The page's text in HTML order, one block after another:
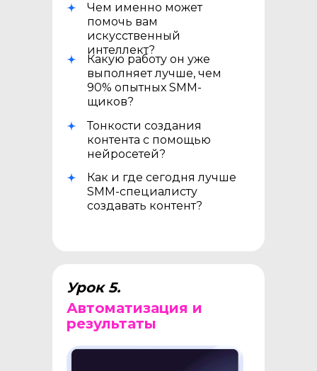
Чем именно может
помочь вам
искусственный
интеллект?
Какую работу он уже
выполняет лучше, чем
90% опытных SMM-
щиков?
Тонкости создания
контента с помощью
нейросетей?
Как и где сегодня лучше
SMM-специалисту
создавать контент?
Урок 5.
Автоматизация и
результаты